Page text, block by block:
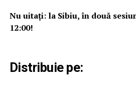
Nu uitați: la Sibiu, în două
12:00!
Distribuie pe: